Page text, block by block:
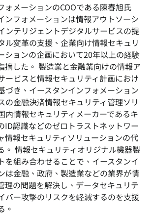
ォメーションのCOOである陳春旭氏
ンフォメーションは情報アウトソーシ
ンテリジェントデジタルサービスの提
ル変革の支援、企業向け情報セキュリ
ションの企画において20年以上の経験
摘した。 製造業と金融業向けの情報ア
ービスと情報セキュリティ計画におけ
づき、イースタンインフォメーション
の金融決済情報セキュリティ管理ソリ
内情報セキュリティメーカーであるキ
ID認識などのゼロトラストネットワー
情報セキュリティソリューションの代
。 情報セキュリティオリジナル機器製
を組み合わせることで、イースタンイ
は金融、政府、製造業などの業界が情
理の問題を解決し、データセキュリテ
バー攻撃のリスクを軽減するのを支援
。